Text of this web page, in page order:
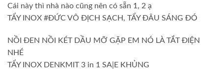
Cái này thì nhà nào cũng nên có sẵn 1, 2 ạ
TẨY INOX #ĐỨC VÔ ĐỊCH SẠCH, TẨY ĐÂU SÁNG ĐÓ
NỒI ĐEN NỒI KÉT DẦU MỠ GẶP EM NÓ LÀ TẮT ĐIỆN
NHÉ
TẨY INOX DENKMIT 3 in 1 SA|E KHỦNG